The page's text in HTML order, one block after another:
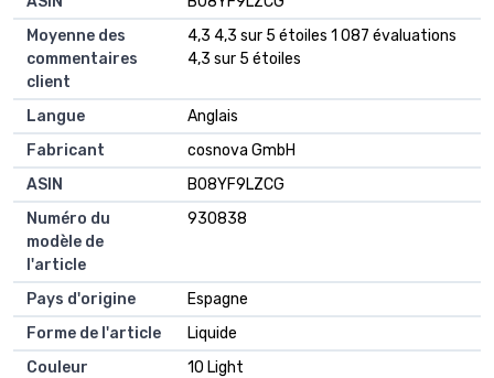
Moyenne des
commentaires
client
4,3 4,3 sur 5 étoiles 1 087 évaluations
4,3 sur 5 étoiles
Langue
Anglais
Fabricant
cosnova GmbH
ASIN
B08YF9LZCG
Numéro du
modèle de
l'article
930838
Pays d'origine
Espagne
Forme de l'article
Liquide
Couleur
10 Light